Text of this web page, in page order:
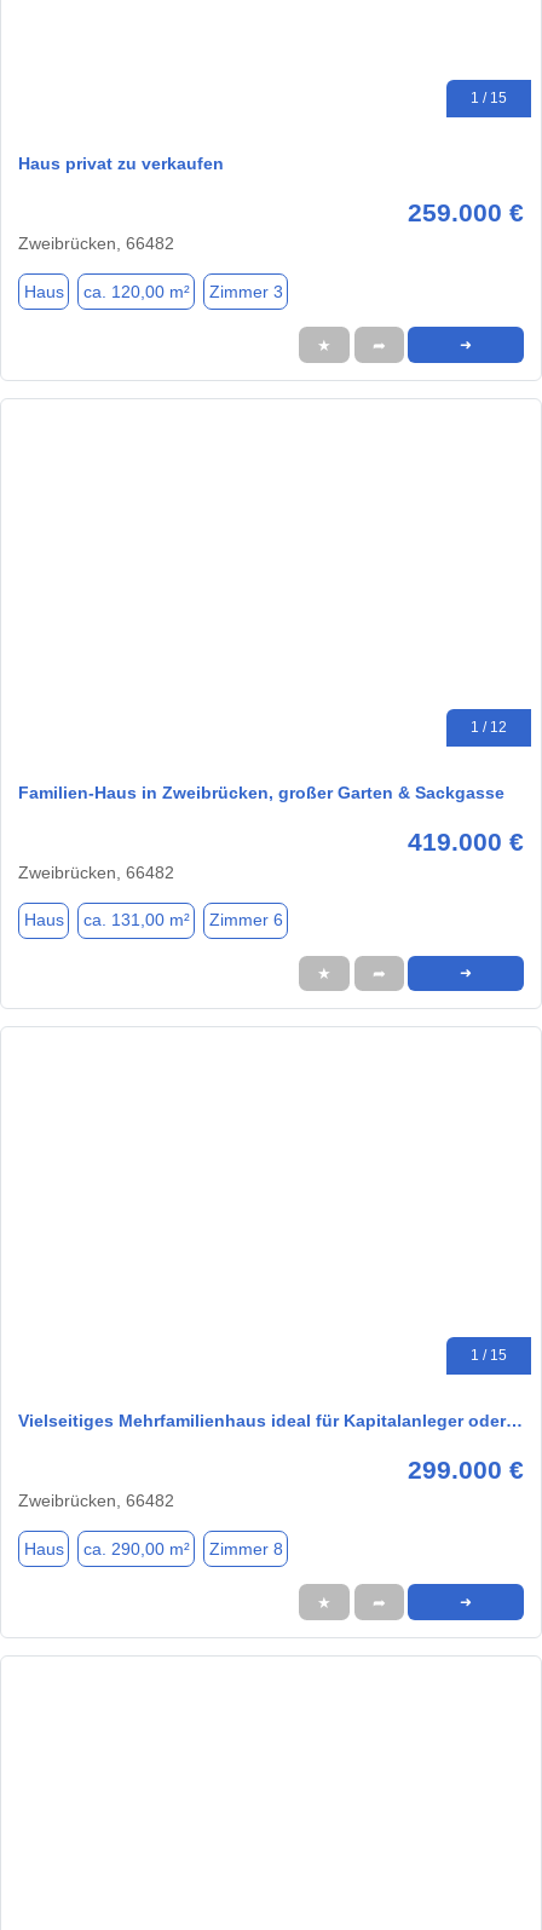
1 / 15
Haus privat zu verkaufen
259.000 €
Zweibrücken, 66482
Haus ca. 120,00 m² Zimmer 3
★ ➦ ➜
1 / 12
Familien-Haus in Zweibrücken, großer Garten & Sackgasse
419.000 €
Zweibrücken, 66482
Haus ca. 131,00 m² Zimmer 6
★ ➦ ➜
1 / 15
Vielseitiges Mehrfamilienhaus ideal für Kapitalanleger oder…
299.000 €
Zweibrücken, 66482
Haus ca. 290,00 m² Zimmer 8
★ ➦ ➜